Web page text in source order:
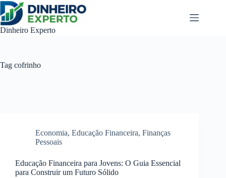
Pular
para
o
conteúdo
Dinheiro Experto
Tag cofrinho
Economia, Educação Financeira, Finanças
Pessoais
Educação Financeira para Jovens: O Guia Essencial
para Construir um Futuro Sólido